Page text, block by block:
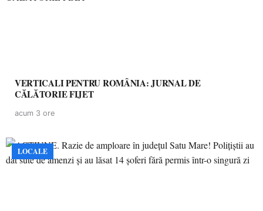
VERTICALI PENTRU ROMÂNIA: JURNAL DE
CĂLĂTORIE FIJET
acum 3 ore
LOCALE